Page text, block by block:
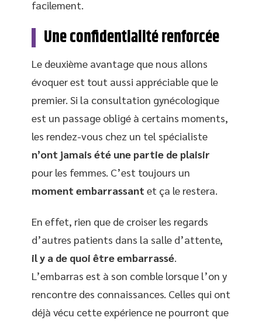
facilement.
Une confidentialité renforcée
Le deuxième avantage que nous allons
évoquer est tout aussi appréciable que le
premier. Si la consultation gynécologique
est un passage obligé à certains moments,
les rendez-vous chez un tel spécialiste
n’ont jamais été une partie de plaisir
pour les femmes. C’est toujours un
moment embarrassant et ça le restera.
En effet, rien que de croiser les regards
d’autres patients dans la salle d’attente,
il y a de quoi être embarrassé.
L’embarras est à son comble lorsque l’on y
rencontre des connaissances. Celles qui ont
déjà vécu cette expérience ne pourront que